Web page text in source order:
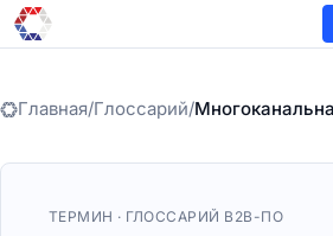
Главная/Глоссарий/
ТЕРМИН · ГЛОССАРИЙ B2B-ПО